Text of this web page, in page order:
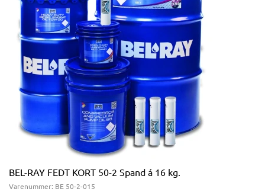
BEL-RAY FEDT KORT 50-2 Spand á 16 kg.
Varenummer: BE 50-2-015